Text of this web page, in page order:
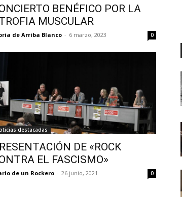
BENÉFICO POR LA
MUSCULAR
de Arriba Blanco - 6 marzo, 2023 0
destacadas
DE «ROCK
EL FASCISMO»
de un Rockero - 26 junio, 2021 0